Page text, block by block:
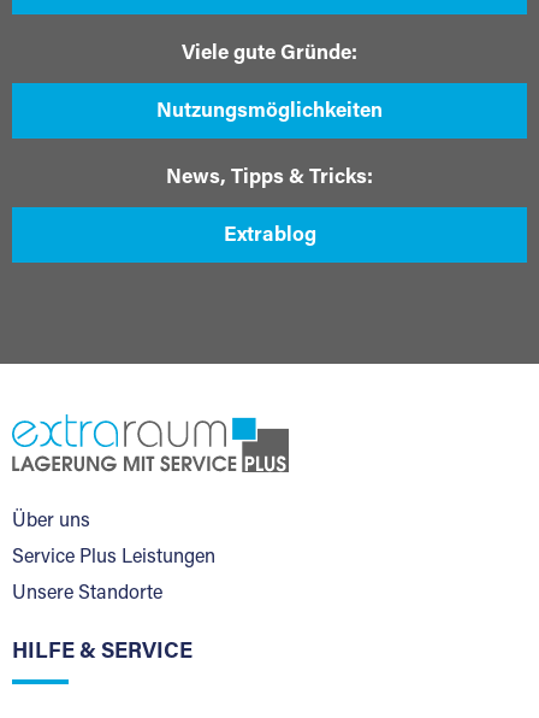
Viele gute Gründe:
Nutzungsmöglichkeiten
News, Tipps & Tricks:
Extrablog
Über uns
Service Plus Leistungen
Unsere Standorte
HILFE & SERVICE